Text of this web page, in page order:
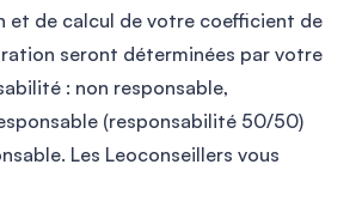
et de calcul de votre coefficient de
seront déterminées par votre
: non responsable,
(responsabilité 50/50)
Les Leoconseillers vous